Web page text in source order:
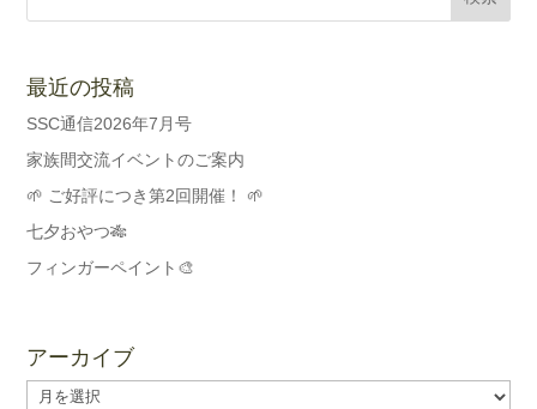
最近の投稿
SSC通信2026年7月号
家族間交流イベントのご案内
🌱 ご好評につき第2回開催！ 🌱
七夕おやつ🎋
フィンガーペイント🎨
アーカイブ
ア